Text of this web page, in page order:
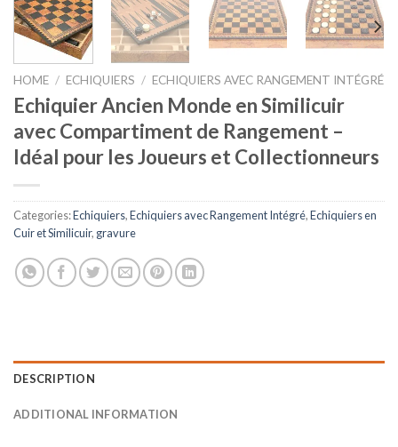
HOME / ECHIQUIERS / ECHIQUIERS AVEC RANGEMENT INTÉGRÉ
Echiquier Ancien Monde en Similicuir
avec Compartiment de Rangement –
Idéal pour les Joueurs et Collectionneurs
Categories:Echiquiers,Echiquiers avec Rangement Intégré,Echiquiers en
Cuir et Similicuir, gravure
DESCRIPTION
ADDITIONAL INFORMATION